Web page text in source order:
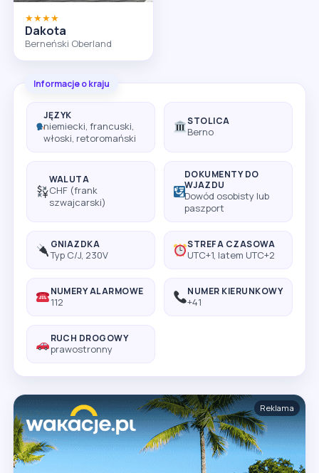
★★★★
Dakota
Berneński Oberland
Informacje o kraju
JĘZYK
niemiecki, francuski,
włoski, retoromański
STOLICA
Berno
WALUTA
CHF (frank
szwajcarski)
DOKUMENTY DO
WJAZDU
Dowód osobisty lub
paszport
GNIAZDKA
Typ C/J, 230V
STREFA CZASOWA
UTC+1, latem UTC+2
NUMERY ALARMOWE
112
NUMER KIERUNKOWY
+41
RUCH DROGOWY
prawostronny
Reklama